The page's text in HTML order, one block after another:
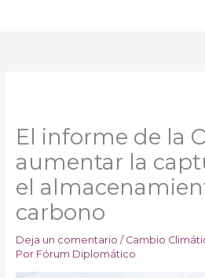
El informe de la
aumentar la
el
carbono
Deja un comentario / Cambio
Por Fórum Diplomático